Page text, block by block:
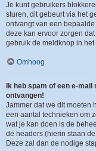
Je kunt gebruikers
sturen, dit gebeurt via het
ontvangt van een
deze kan ervoor zorgen
gebruik de meldknop in
Omhoog
Ik heb spam of een e-
ontvangen!
Jammer dat we dit moeten
een aantal technieken om
wat je kan doen is de
de headers (hierin staan
Deze zal dan de nodige